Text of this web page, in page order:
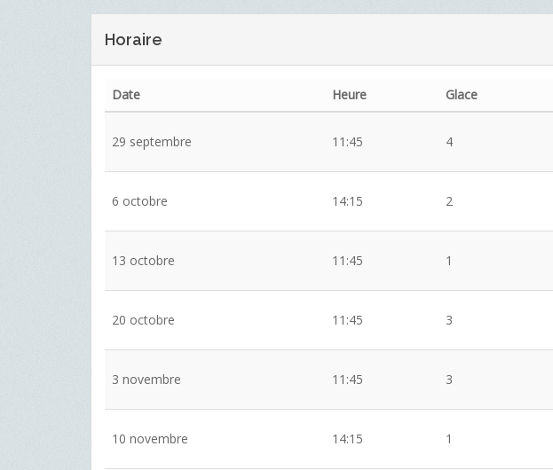
Horaire
Date Heure Glace
29 septembre 11:45 4
6 octobre 14:15 2
13 octobre 11:45 1
20 octobre 11:45 3
3 novembre 11:45 3
10 novembre 14:15 1